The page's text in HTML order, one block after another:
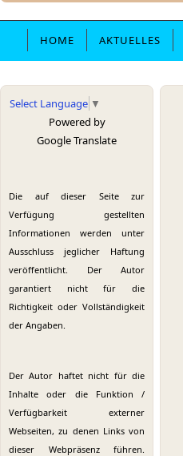
HOME AKTUELLES
Select Language ▼
Powered by
Google Translate
Die auf dieser Seite zur
Verfügung gestellten
Informationen werden unter
Ausschluss jeglicher Haftung
veröffentlicht. Der Autor
garantiert nicht für die
Richtigkeit oder Vollständigkeit
der Angaben.
Der Autor haftet nicht für die
Inhalte oder die Funktion /
Verfügbarkeit externer
Webseiten, zu denen Links von
dieser Webpräsenz führen.